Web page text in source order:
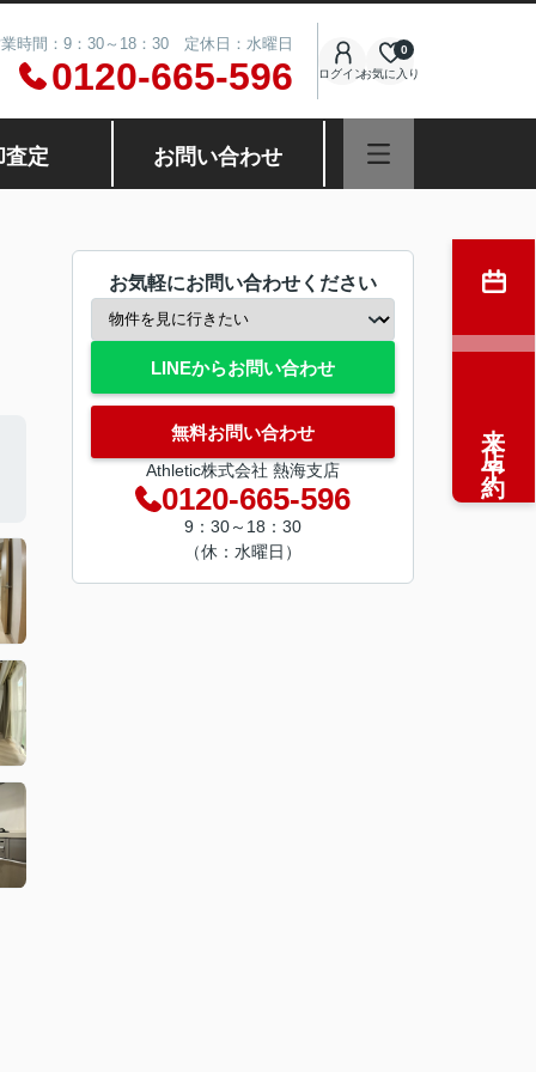
時間：9：30～18：30 定休日：水曜日
0120-665-596 ログインお気に入り
0
査定 お問い合わせ
お気軽にお問い合わせください
LINEからお問い合わせ
無料お問い合わせ
Athletic株式会社 熱海支店
0120-665-596
9：30～18：30
（休：水曜日）
来店予約